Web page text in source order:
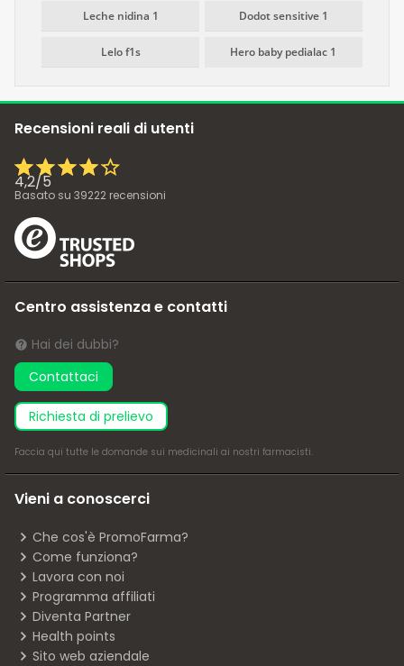
Leche nidina 1 Dodot sensitive 1
Lelo f1s Hero baby pedialac 1
Recensioni reali di utenti
4,2/5
Basato su 39222 recensioni
Centro assistenza e contatti
Hai dei dubbi?
Contattaci
richiesta di prelievo
Faccia qui tutte le domande sui medicinali ai nostri farmacisti.
Vieni a conoscerci
Che cos'è PromoFarma?
Come funziona?
Lavora con noi
Programma affiliati
Diventa Partner
Health points
Sito web aziendale